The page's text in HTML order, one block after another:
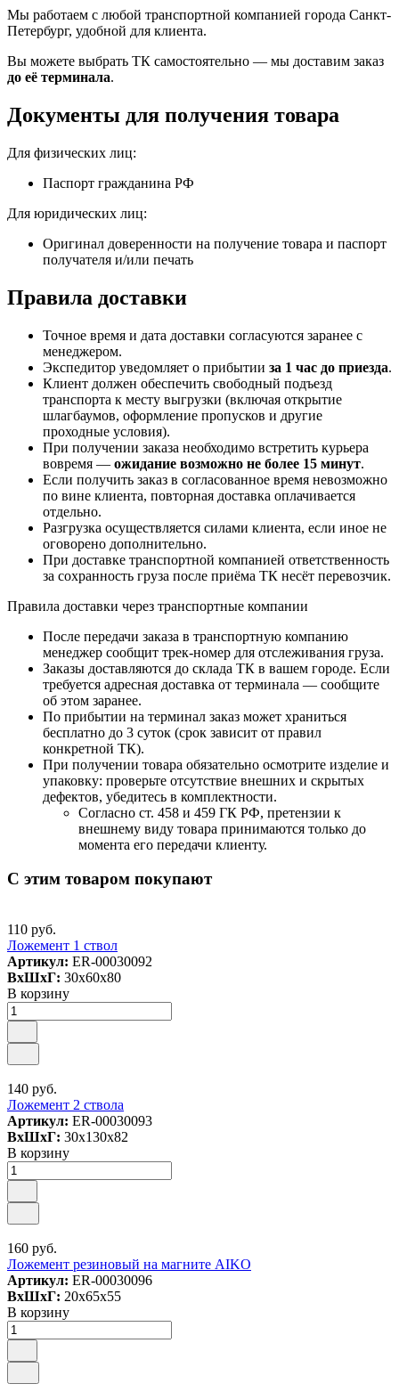
Мы работаем с любой транспортной компанией города Санкт-
Петербург, удобной для клиента.
Вы можете выбрать ТК самостоятельно — мы доставим заказ
до её терминала.
Документы для получения товара
Для физических лиц:
Паспорт гражданина РФ
Для юридических лиц:
Оригинал доверенности на получение товара и паспорт
получателя и/или печать
Правила доставки
Точное время и дата доставки согласуются заранее с
менеджером.
Экспедитор уведомляет о прибытии за 1 час до приезда.
Клиент должен обеспечить свободный подъезд
транспорта к месту выгрузки (включая открытие
шлагбаумов, оформление пропусков и другие
проходные условия).
При получении заказа необходимо встретить курьера
вовремя — ожидание возможно не более 15 минут.
Если получить заказ в согласованное время невозможно
по вине клиента, повторная доставка оплачивается
отдельно.
Разгрузка осуществляется силами клиента, если иное не
оговорено дополнительно.
При доставке транспортной компанией ответственность
за сохранность груза после приёма ТК несёт перевозчик.
Правила доставки через транспортные компании
После передачи заказа в транспортную компанию
менеджер сообщит трек-номер для отслеживания груза.
Заказы доставляются до склада ТК в вашем городе. Если
требуется адресная доставка от терминала — сообщите
об этом заранее.
По прибытии на терминал заказ может храниться
бесплатно до 3 суток (срок зависит от правил
конкретной ТК).
При получении товара обязательно осмотрите изделие и
упаковку: проверьте отсутствие внешних и скрытых
дефектов, убедитесь в комплектности.
Согласно ст. 458 и 459 ГК РФ, претензии к
внешнему виду товара принимаются только до
момента его передачи клиенту.
С этим товаром покупают
110 руб.
Ложемент 1 ствол
Артикул: ER-00030092
ВxШxГ: 30x60x80
В корзину
140 руб.
Ложемент 2 ствола
Артикул: ER-00030093
ВxШxГ: 30x130x82
В корзину
160 руб.
Ложемент резиновый на магните AIKO
Артикул: ER-00030096
ВxШxГ: 20x65x55
В корзину